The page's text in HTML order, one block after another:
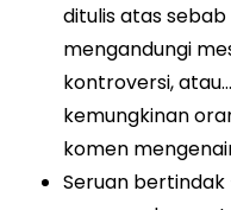
ditulis atas
mengandungi
kontroversi,
kemungkinan
komen
Seruan